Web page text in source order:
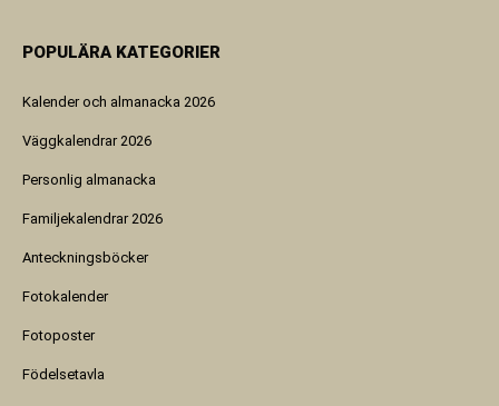
POPULÄRA KATEGORIER
Kalender och almanacka 2026
Väggkalendrar 2026
Personlig almanacka
Familjekalendrar 2026
Anteckningsböcker
Fotokalender
Fotoposter
Födelsetavla